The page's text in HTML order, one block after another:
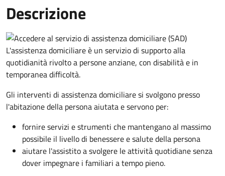
Descrizione
L'assistenza domiciliare è un servizio di supporto alla
quotidianità rivolto a persone anziane, con disabilità e in
temporanea difficoltà.
Gli interventi di assistenza domiciliare si svolgono presso
l'abitazione della persona aiutata e servono per:
fornire servizi e strumenti che mantengano al massimo
possibile il livello di benessere e salute della persona
aiutare l'assistito a svolgere le attività quotidiane senza
dover impegnare i familiari a tempo pieno.